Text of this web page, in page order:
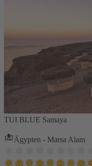
TUI BLUE Samaya
Ägypten - Marsa Alam